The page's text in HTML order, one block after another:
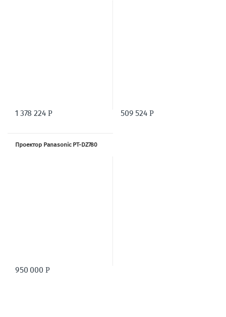
1 378 224 Р 509 524 Р
Проектор Panasonic PT-DZ780
950 000 Р